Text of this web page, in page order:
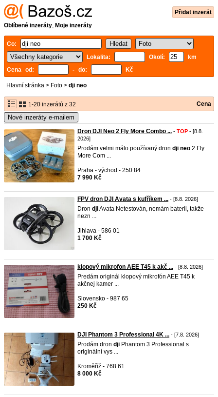
Přidat inzerát
Oblíbené inzeráty, Moje inzeráty
Co:
Lokalita:
Okolí:
km
Cena od:
- do: Kč
Hlavní stránka > Foto > dji neo
1-20 inzerátů z 32 Cena
Nové inzeráty e-mailem
Dron DJI Neo 2 Fly More Combo ... - TOP - [8.8.
2026]
Prodám velmi málo používaný dron dji neo 2 Fly
More Com ...
Praha - východ - 250 84
7 990 Kč
FPV dron DJI Avata s kufříkem ... - [8.8. 2026]
Dron djiAvata Netestován, nemám baterii, takže
nezn ...
Jihlava - 586 01
1 700 Kč
klopový mikrofon AEE T45 k akč ... - [8.8. 2026]
Predám originál klopový mikrofón AEE T45 k
akčnej kamer ...
Slovensko - 987 65
250 Kč
DJI Phantom 3 Professional 4K ... - [7.8. 2026]
Prodám dron dji Phantom 3 Professional s
originální vys ...
Kroměříž - 768 61
8 000 Kč